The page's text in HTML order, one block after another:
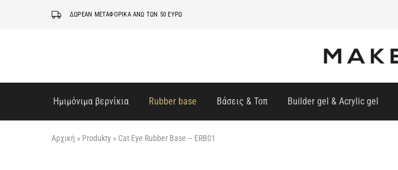
ΔΩΡΕΑΝ ΜΕΤΑΦΟΡΙΚΑ ΆΝΩ ΤΩΝ 50 ΕΥΡΏ
Makear-
Ημιμόνιμα βερνίκια Rubber base Βάσεις & Τοπ Builder gel & Acrylic gel
Αρχική » Produkty » Cat Eye Rubber Base – ERB01